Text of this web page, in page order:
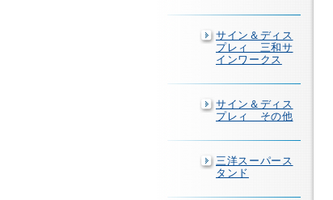
サイン＆ディス
プレィ 三和サ
インワークス
サイン＆ディス
プレィ その他
三洋スーパース
タンド